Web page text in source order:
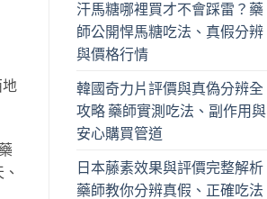
汗馬糖哪裡買才不會踩雷？藥
師公開悍馬糖吃法、真假分辨
與價格行情
韓國奇力片評價與真偽分辨全
攻略 藥師實測吃法、副作用與
安心購買管道
日本藤素效果與評價完整解析
藥師教你分辨真假、正確吃法